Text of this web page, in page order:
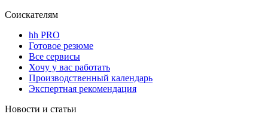
Соискателям
hh PRO
Готовое резюме
Все сервисы
Хочу у вас работать
Производственный календарь
Экспертная рекомендация
Новости и статьи